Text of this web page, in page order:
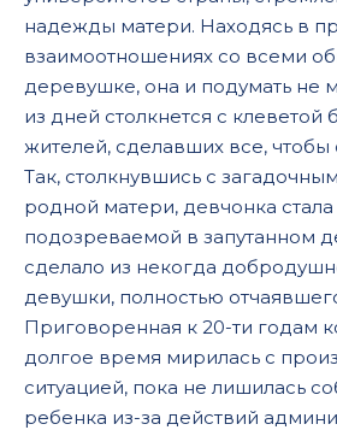
надежды матери. Находясь в
взаимоотношениях со всеми
деревушке, она и подумать не
из дней столкнется с клеветой
жителей, сделавших все, чтобы
Так, столкнувшись с
родной матери, девчонка стала
подозреваемой в запутанном
сделало из некогда
девушки, полностью
Приговоренная к 20-ти годам
долгое время мирилась с
ситуацией, пока не лишилась
ребенка из-за действий